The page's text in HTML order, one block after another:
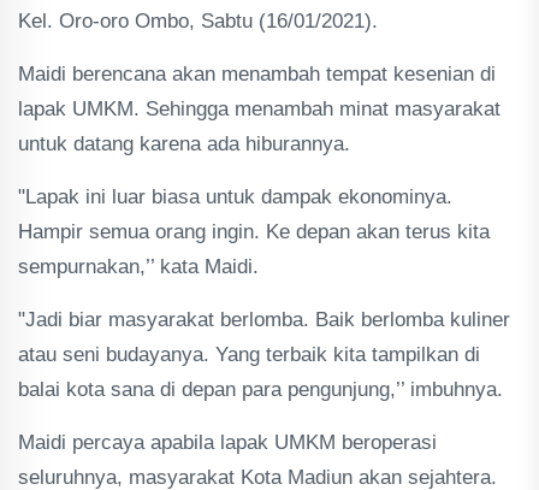
Kel. Oro-oro Ombo, Sabtu (16/01/2021).
Maidi berencana akan menambah tempat kesenian di
lapak UMKM. Sehingga menambah minat masyarakat
untuk datang karena ada hiburannya.
"Lapak ini luar biasa untuk dampak ekonominya.
Hampir semua orang ingin. Ke depan akan terus kita
sempurnakan,’’ kata Maidi.
"Jadi biar masyarakat berlomba. Baik berlomba kuliner
atau seni budayanya. Yang terbaik kita tampilkan di
balai kota sana di depan para pengunjung,’’ imbuhnya.
Maidi percaya apabila lapak UMKM beroperasi
seluruhnya, masyarakat Kota Madiun akan sejahtera.